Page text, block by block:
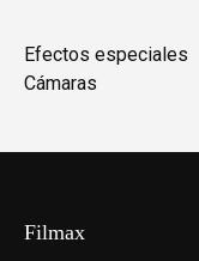
Efectos especiales
Cámaras
Filmax